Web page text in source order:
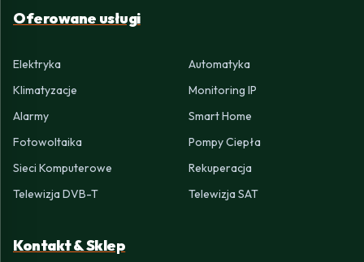
Oferowane usługi
Elektryka
Automatyka
Klimatyzacje
Monitoring IP
Alarmy
Smart Home
Fotowoltaika
Pompy Ciepła
Sieci Komputerowe
Rekuperacja
Telewizja DVB-T
Telewizja SAT
Kontakt & Sklep